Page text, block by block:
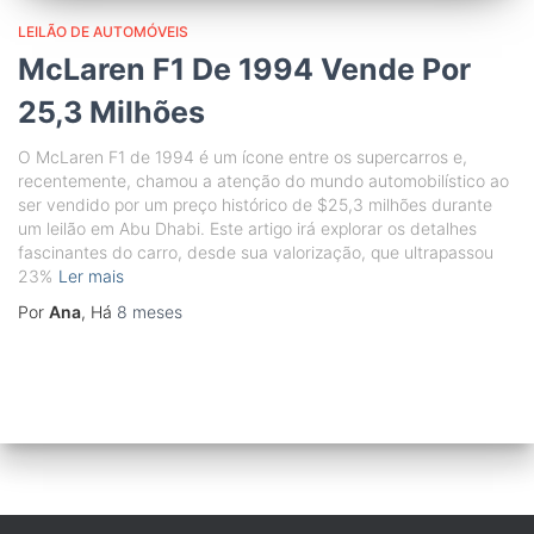
LEILÃO DE AUTOMÓVEIS
McLaren F1 De 1994 Vende Por
25,3 Milhões
O McLaren F1 de 1994 é um ícone entre os supercarros e,
recentemente, chamou a atenção do mundo automobilístico ao
ser vendido por um preço histórico de $25,3 milhões durante
um leilão em Abu Dhabi. Este artigo irá explorar os detalhes
fascinantes do carro, desde sua valorização, que ultrapassou
23% Ler mais
Por Ana, Há 8 meses